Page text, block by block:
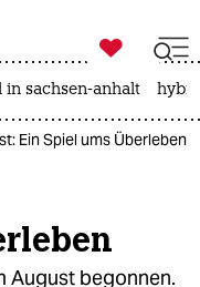

taz zahl ich
in sachsen-anhalt
Ein Spiel ums Überleben
August begonnen.